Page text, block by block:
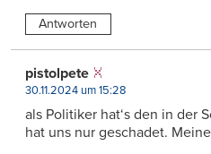
Antworten
pistolpete
30.11.2024 um 15:28
als Politiker hat‘s den in der
hat uns nur geschadet.